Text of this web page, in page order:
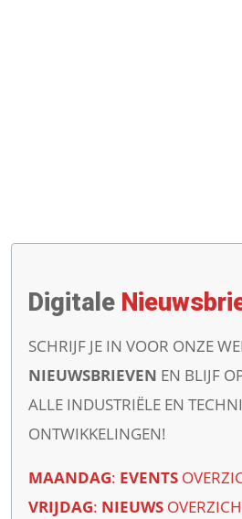
Digitale
SCHRIJF JE IN VOOR ONZE
NIEUWSBRIEVEN EN BLIJF
ALLE INDUSTRIËLE EN
ONTWIKKELINGEN!
MAANDAG: EVENTS
VRIJDAG: NIEUWS